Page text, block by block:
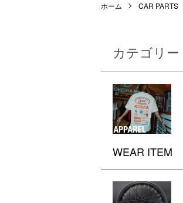
ホーム CAR PARTS
カテゴリー
WEAR ITEM